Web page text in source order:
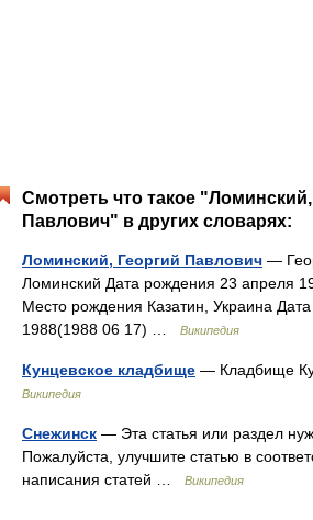
Смотреть что такое "Ломинский,
Павлович" в других словарях:
Ломинский, Георгий Павлович —
Ломинский Дата рождения 23 апреля
Место рождения Казатин, Украина
1988(1988 06 17) …
Википедия
Кунцевское кладбище — Кладбище
Википедия
Снежинск — Эта статья или раздел
Пожалуйста, улучшите статью в
написания статей …
Википедия